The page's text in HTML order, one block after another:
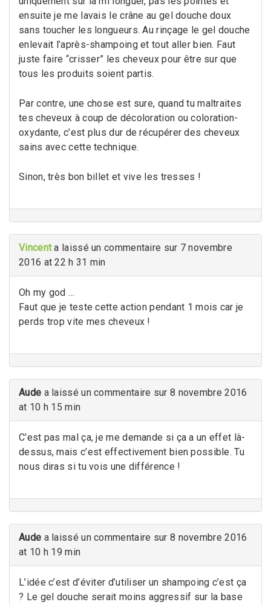
ensuite je me lavais le crâne au gel douche doux
sans toucher les longueurs. Au rinçage le gel douche
enlevait l’après-shampoing et tout aller bien. Faut
juste faire “crisser” les cheveux pour être sur que
tous les produits soient partis.
Par contre, une chose est sure, quand tu maltraites
tes cheveux à coup de décoloration ou coloration-
oxydante, c’est plus dur de récupérer des cheveux
sains avec cette technique.
Sinon, très bon billet et vive les tresses !
Vincent a laissé un commentaire sur 7 novembre
2016 at 22 h 31 min
Oh my god …
Faut que je teste cette action pendant 1 mois car je
perds trop vite mes cheveux !
Aude a laissé un commentaire sur 8 novembre 2016
at 10 h 15 min
C’est pas mal ça, je me demande si ça a un effet là-
dessus, mais c’est effectivement bien possible. Tu
nous diras si tu vois une différence !
Aude a laissé un commentaire sur 8 novembre 2016
at 10 h 19 min
L’idée c’est d’éviter d’utiliser un shampoing c’est ça
? Le gel douche serait moins aggressif sur la base